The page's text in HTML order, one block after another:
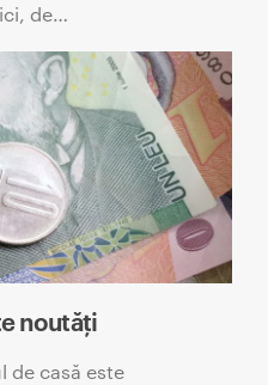
de…
noutăți
de casă este